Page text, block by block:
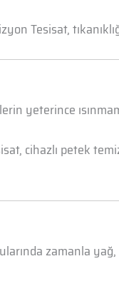
Tesisat,
yeterince
cihazlı petek
zamanla